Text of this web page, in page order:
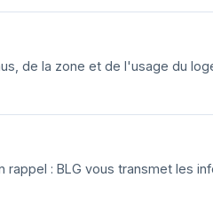
de la zone et de l'usage du
: BLG vous transmet les